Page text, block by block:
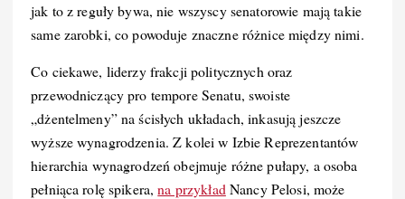
jak to z reguły bywa, nie wszyscy senatorowie mają takie
same zarobki, co powoduje znaczne różnice między nimi.
Co ciekawe, liderzy frakcji politycznych oraz
przewodniczący pro tempore Senatu, swoiste
„dżentelmeny” na ścisłych układach, inkasują jeszcze
wyższe wynagrodzenia. Z kolei w Izbie Reprezentantów
hierarchia wynagrodzeń obejmuje różne pułapy, a osoba
pełniąca rolę spikera,na przykład Nancy Pelosi, może